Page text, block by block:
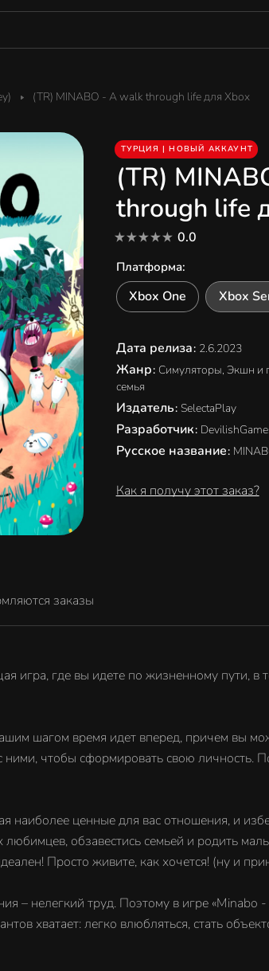
(TR) MINABO - A walk through life для Xbox
ТУРЦИЯ | НОВЫЙ АККАУНТ
(TR)
through life
0.0
Платформа:
Xbox One Xbox
Дата релиза: 2.6.2023
Жанр: Симуляторы, Экшн и
семья
Издатель: SelectaPlay
Разработчик:
Русское название:
Как я получу этот заказ?
заказы
где вы идете по жизненному пути, в
шагом время идет вперед, причем вы
чтобы сформировать свою личность.
наиболее ценные для вас отношения, и
обзавестись семьей и родить
Просто живите, как хочется! (ну и
– нелегкий труд. Поэтому в игре
хватает: легко влюбляться, стать